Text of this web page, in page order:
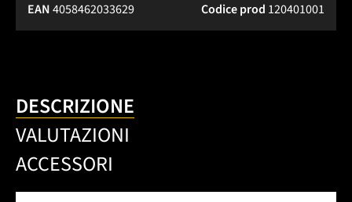
Codice prod 120401001
EAN4058462033629
DESCRIZIONE
VALUTAZIONI
ACCESSORI